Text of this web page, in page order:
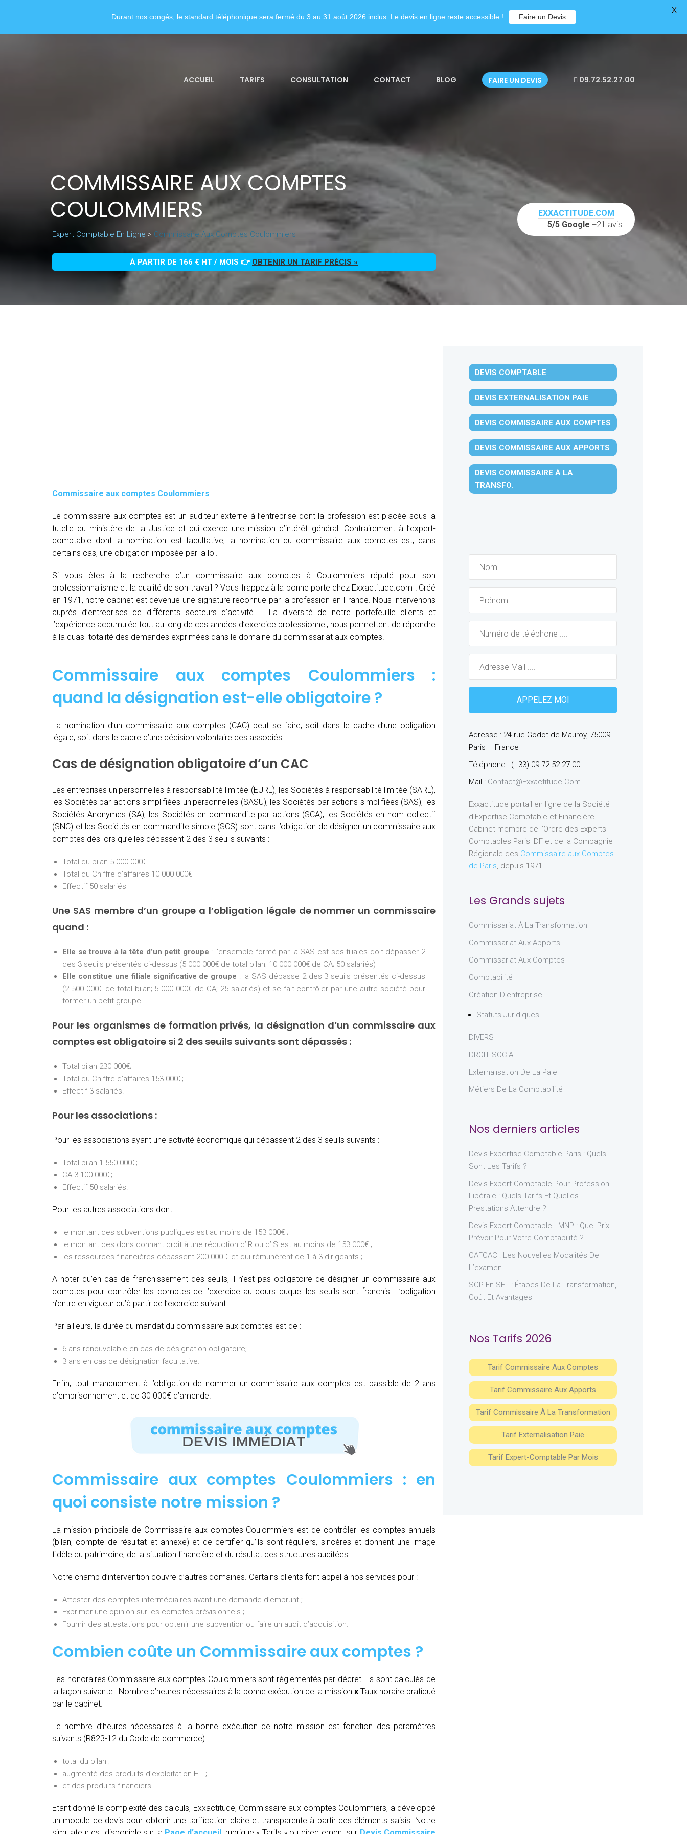
ACCUEIL TARIFS CONSULTATION CONTACT BLOG FAIRE UN DEVIS 09.72.52.27.00
COMMISSAIRE AUX COMPTES
COULOMMIERS
Expert Comptable En Ligne > Commissaire Aux Comptes Coulommiers
À PARTIR DE 166 € HT / MOIS 👉 OBTENIR UN TARIF PRÉCIS »
EXXACTITUDE.COM
5/5 Google +21 avis
Commissaire aux comptes Coulommiers
Le commissaire aux comptes est un auditeur externe à l’entreprise dont la profession est placée sous la
tutelle du ministère de la Justice et qui exerce une mission d’intérêt général. Contrairement à l’expert-
comptable dont la nomination est facultative, la nomination du commissaire aux comptes est, dans
certains cas, une obligation imposée par la loi.
Si vous êtes à la recherche d’un commissaire aux comptes à Coulommiers réputé pour son
professionnalisme et la qualité de son travail ? Vous frappez à la bonne porte chez Exxactitude.com ! Créé
en 1971, notre cabinet est devenue une signature reconnue par la profession en France. Nous intervenons
auprès d’entreprises de différents secteurs d’activité … La diversité de notre portefeuille clients et
l’expérience accumulée tout au long de ces années d’exercice professionnel, nous permettent de répondre
à la quasi-totalité des demandes exprimées dans le domaine du commissariat aux comptes.
Commissaire aux comptes Coulommiers :
quand la désignation est-elle obligatoire ?
La nomination d’un commissaire aux comptes (CAC) peut se faire, soit dans le cadre d’une obligation
légale, soit dans le cadre d’une décision volontaire des associés.
Cas de désignation obligatoire d’un CAC
Les entreprises unipersonnelles à responsabilité limitée (EURL), les Sociétés à responsabilité limitée (SARL),
les Sociétés par actions simplifiées unipersonnelles (SASU), les Sociétés par actions simplifiées (SAS), les
Sociétés Anonymes (SA), les Sociétés en commandite par actions (SCA), les Sociétés en nom collectif
(SNC) et les Sociétés en commandite simple (SCS) sont dans l’obligation de désigner un commissaire aux
comptes dès lors qu’elles dépassent 2 des 3 seuils suivants :
Total du bilan 5 000 000€
Total du Chiffre d’affaires 10 000 000€
Effectif 50 salariés
Une SAS membre d’un groupe a l’obligation légale de nommer un commissaire
quand :
Elle se trouve à la tête d’un petit groupe : l’ensemble formé par la SAS est ses filiales doit dépasser 2
des 3 seuils présentés ci-dessus (5 000 000€ de total bilan; 10 000 000€ de CA; 50 salariés)
Elle constitue une filiale significative de groupe : la SAS dépasse 2 des 3 seuils présentés ci-dessus
(2 500 000€ de total bilan; 5 000 000€ de CA; 25 salariés) et se fait contrôler par une autre société pour
former un petit groupe.
Pour les organismes de formation privés, la désignation d’un commissaire aux
comptes est obligatoire si 2 des seuils suivants sont dépassés :
Total bilan 230 000€;
Total du Chiffre d’affaires 153 000€;
Effectif 3 salariés.
Pour les associations :
Pour les associations ayant une activité économique qui dépassent 2 des 3 seuils suivants :
Total bilan 1 550 000€;
CA 3 100 000€;
Effectif 50 salariés.
Pour les autres associations dont :
le montant des subventions publiques est au moins de 153 000€ ;
le montant des dons donnant droit à une réduction d’IR ou d’IS est au moins de 153 000€ ;
les ressources financières dépassent 200 000 € et qui rémunèrent de 1 à 3 dirigeants ;
A noter qu’en cas de franchissement des seuils, il n’est pas obligatoire de désigner un commissaire aux
comptes pour contrôler les comptes de l’exercice au cours duquel les seuils sont franchis. L’obligation
n’entre en vigueur qu’à partir de l’exercice suivant.
Par ailleurs, la durée du mandat du commissaire aux comptes est de :
6 ans renouvelable en cas de désignation obligatoire;
3 ans en cas de désignation facultative.
Enfin, tout manquement à l’obligation de nommer un commissaire aux comptes est passible de 2 ans
d’emprisonnement et de 30 000€ d’amende.
Commissaire aux comptes Coulommiers : en
quoi consiste notre mission ?
La mission principale de Commissaire aux comptes Coulommiers est de contrôler les comptes annuels
(bilan, compte de résultat et annexe) et de certifier qu’ils sont réguliers, sincères et donnent une image
fidèle du patrimoine, de la situation financière et du résultat des structures auditées.
Notre champ d’intervention couvre d’autres domaines. Certains clients font appel à nos services pour :
Attester des comptes intermédiaires avant une demande d’emprunt ;
Exprimer une opinion sur les comptes prévisionnels ;
Fournir des attestations pour obtenir une subvention ou faire un audit d’acquisition.
Combien coûte un Commissaire aux comptes ?
Les honoraires Commissaire aux comptes Coulommiers sont réglementés par décret. Ils sont calculés de
la façon suivante : Nombre d’heures nécessaires à la bonne exécution de la mission xTaux horaire pratiqué
par le cabinet.
Le nombre d’heures nécessaires à la bonne exécution de notre mission est fonction des paramètres
suivants (R823-12 du Code de commerce) :
total du bilan ;
augmenté des produits d’exploitation HT ;
et des produits financiers.
Etant donné la complexité des calculs, Exxactitude, Commissaire aux comptes Coulommiers, a développé
un module de devis pour obtenir une tarification claire et transparente à partir des éléments saisis. Notre
DEVIS COMPTABLE
DEVIS EXTERNALISATION PAIE
DEVIS COMMISSAIRE AUX COMPTES
DEVIS COMMISSAIRE AUX APPORTS
DEVIS COMMISSAIRE À LA
TRANSFO.
Adresse : 24 rue Godot de Mauroy, 75009
Paris – France
Téléphone : (+33) 09.72.52.27.00
Mail : Contact@exxactitude.com
Exxactitude portail en ligne de la Société
d’Expertise Comptable et Financière.
Cabinet membre de l’Ordre des Experts
Comptables Paris IDF et de la Compagnie
Régionale des Commissaire aux Comptes
de Paris, depuis 1971.
Les Grands sujets
Commissariat À La Transformation
Commissariat Aux Apports
Commissariat Aux Comptes
Comptabilité
Création D'entreprise
Statuts Juridiques
DIVERS
DROIT SOCIAL
Externalisation De La Paie
Métiers De La Comptabilité
Nos derniers articles
Devis Expertise Comptable Paris : Quels
Sont Les Tarifs ?
Devis Expert-Comptable Pour Profession
Libérale : Quels Tarifs Et Quelles
Prestations Attendre ?
Devis Expert-Comptable LMNP : Quel Prix
Prévoir Pour Votre Comptabilité ?
CAFCAC : Les Nouvelles Modalités De
L’examen
SCP En SEL : Étapes De La Transformation,
Coût Et Avantages
Nos Tarifs 2026
Tarif Commissaire Aux Comptes
Tarif Commissaire Aux Apports
Tarif Commissaire À La Transformation
Tarif Externalisation Paie
Tarif Expert-Comptable Par Mois
Durant nos congés, le standard téléphonique sera fermé du 3 au 31 août 2026 inclus. Le devis en ligne reste accessible ! Faire un Devis
X